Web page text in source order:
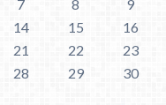
7 8
9
14 15
16
21 22
23
28 29
30